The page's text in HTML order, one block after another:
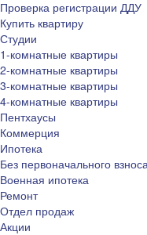
Проверка регистрации ДДУ
Купить квартиру
Студии
1-комнатные квартиры
2-комнатные квартиры
3-комнатные квартиры
4-комнатные квартиры
Пентхаусы
Коммерция
Ипотека
Без первоначального
Военная ипотека
Ремонт
Отдел продаж
Акции